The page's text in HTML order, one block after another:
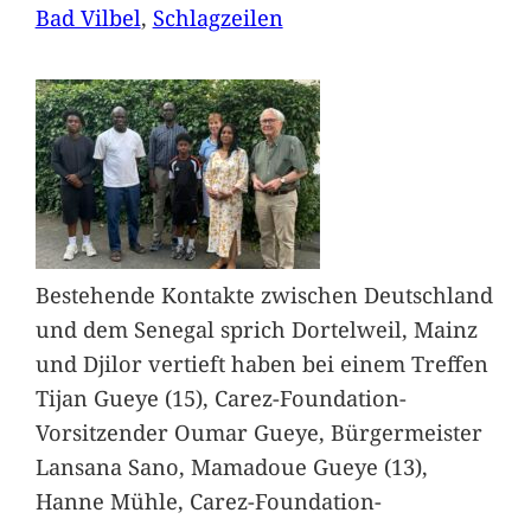
Bad Vilbel, Schlagzeilen
Bestehende Kontakte zwischen Deutschland
und dem Senegal sprich Dortelweil, Mainz
und Djilor vertieft haben bei einem Treffen
Tijan Gueye (15), Carez-Foundation-
Vorsitzender Oumar Gueye, Bürgermeister
Lansana Sano, Mamadoue Gueye (13),
Hanne Mühle, Carez-Foundation-